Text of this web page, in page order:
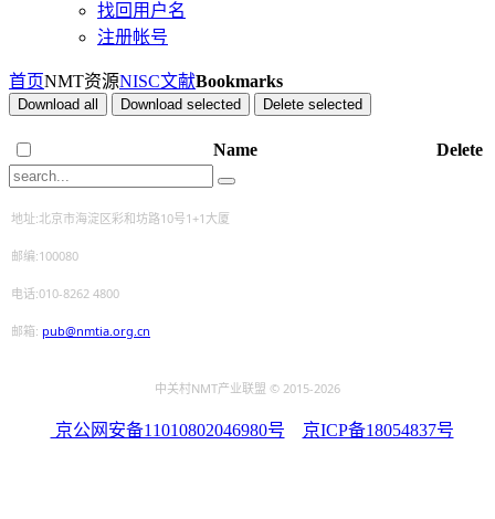
找回用户名
注册帐号
首页NMT资源NISC文献Bookmarks
Download all Download selected Delete selected
Name Delete
地址:北京市海淀区彩和坊路10号1+1大厦
邮编:100080
电话:010-8262 4800
邮箱: pub@nmtia.org.cn
中关村NMT产业联盟 © 2015-2026
京公网安备11010802046980号 京ICP备18054837号